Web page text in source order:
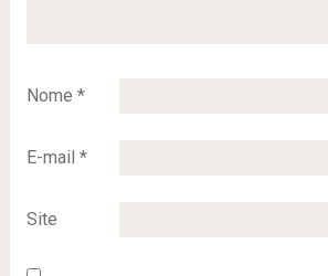
Nome *
E-mail *
Site